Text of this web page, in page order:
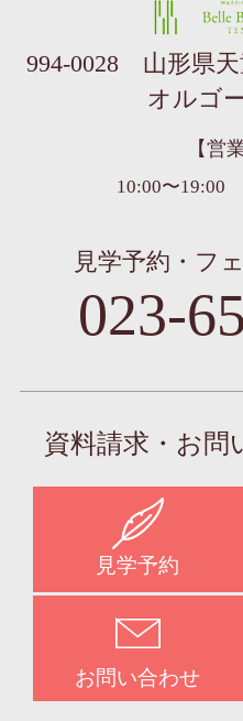
ベル・ブ
994-0028 山形県天
オルゴ
【営
10:00〜19:00
見学予約・フ
023-
資料請求・お問
見学予約
お問い合わせ